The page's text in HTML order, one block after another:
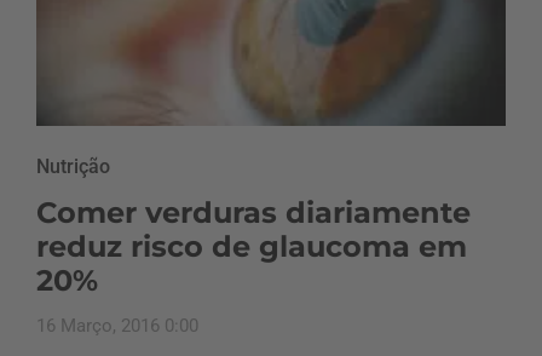
Nutrição
Comer verduras diariamente
reduz risco de glaucoma em
20%
16 Março, 2016 0:00